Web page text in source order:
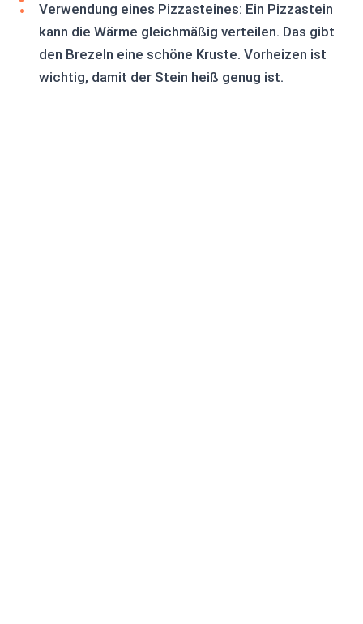
Verwendung eines Pizzasteines: Ein Pizzastein
kann die Wärme gleichmäßig verteilen. Das gibt
den Brezeln eine schöne Kruste. Vorheizen ist
wichtig, damit der Stein heiß genug ist.